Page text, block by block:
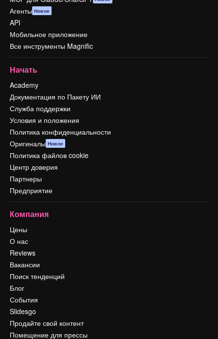
Агенты Новое
API
Мобильное приложение
Все инструменты Magnific
Начать
Academy
Документация по Пакету ИИ
Служба поддержки
Условия и положения
Политика конфиденциальности
Оригиналы Новое
Политика файлов cookie
Центр доверия
Партнеры
Предприятие
Компания
Цены
О нас
Reviews
Вакансии
Поиск тенденций
Блог
События
Slidesgo
Продайте свой контент
Помещение для прессы